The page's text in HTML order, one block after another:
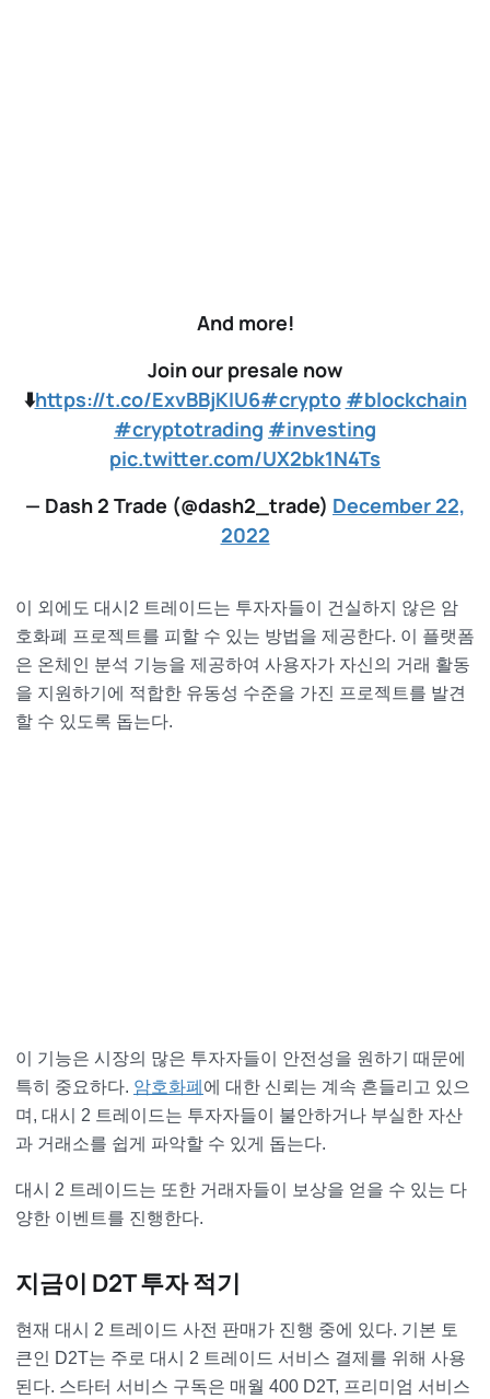
And more!
Join our presale now
⬇️https://t.co/ExvBBjKIU6#crypto #blockchain
#cryptotrading #investing
pic.twitter.com/UX2bk1N4Ts
— Dash 2 Trade (@dash2_trade) December 22,
2022
이 외에도 대시2 트레이드는 투자자들이 건실하지 않은 암
호화폐 프로젝트를 피할 수 있는 방법을 제공한다. 이 플랫폼
은 온체인 분석 기능을 제공하여 사용자가 자신의 거래 활동
을 지원하기에 적합한 유동성 수준을 가진 프로젝트를 발견
할 수 있도록 돕는다.
이 기능은 시장의 많은 투자자들이 안전성을 원하기 때문에
특히 중요하다. 암호화폐 에 대한 신뢰는 계속 흔들리고 있으
며, 대시 2 트레이드는 투자자들이 불안하거나 부실한 자산
과 거래소를 쉽게 파악할 수 있게 돕는다.
대시 2 트레이드는 또한 거래자들이 보상을 얻을 수 있는 다
양한 이벤트를 진행한다.
지금이 D2T 투자 적기
현재 대시 2 트레이드 사전 판매가 진행 중에 있다. 기본 토
큰인 D2T는 주로 대시 2 트레이드 서비스 결제를 위해 사용
된다. 스타터 서비스 구독은 매월 400 D2T, 프리미엄 서비스